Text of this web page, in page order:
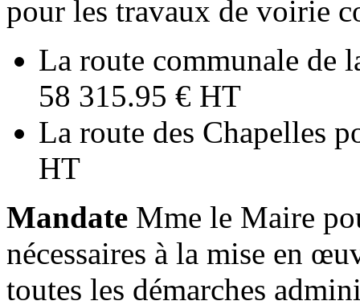
pour les travaux de voirie
La route communale de
58 315.95 € HT
La route des Chapelles
HT
Mandate Mme le Maire
nécessaires à la mise en
toutes les démarches